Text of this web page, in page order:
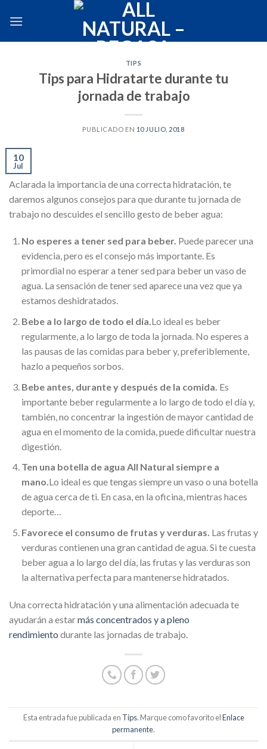
TIPS
Tips para Hidratarte durante tu
jornada de trabajo
PUBLICADO EN 10 JULIO, 2018
10
Jul
Aclarada la importancia de una correcta hidratación, te
daremos algunos consejos para que durante tu jornada de
trabajo no descuides el sencillo gesto de beber agua:
No esperes a tener sed para beber. Puede parecer una
evidencia, pero es el consejo más importante. Es
primordial no esperar a tener sed para beber un vaso de
agua. La sensación de tener sed aparece una vez que ya
estamos deshidratados.
Bebe a lo largo de todo el día.Lo ideal es beber
regularmente, a lo largo de toda la jornada. No esperes a
las pausas de las comidas para beber y, preferiblemente,
hazlo a pequeños sorbos.
Bebe antes, durante y después de la comida. Es
importante beber regularmente a lo largo de todo el día y,
también, no concentrar la ingestión de mayor cantidad de
agua en el momento de la comida, puede dificultar nuestra
digestión.
Ten una botella de agua All Natural siempre a
mano.Lo ideal es que tengas siempre un vaso o una botella
de agua cerca de ti. En casa, en la oficina, mientras haces
deporte…
Favorece el consumo de frutas y verduras. Las frutas y
verduras contienen una gran cantidad de agua. Si te cuesta
beber agua a lo largo del día, las frutas y las verduras son
la alternativa perfecta para mantenerse hidratados.
Una correcta hidratación y una alimentación adecuada te
ayudarán a estarmás concentrados y a pleno
rendimiento durante las jornadas de trabajo.
Esta entrada fue publicada en Tips. Marque como favorito elEnlace
permanente.